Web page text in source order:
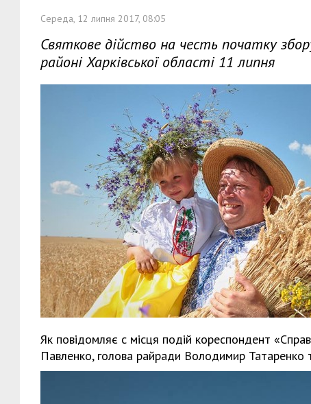
Середа, 12 липня 2017, 08:05
Святкове дійство на честь початку
районі Харківської області 11 липня
Як повідомляє с місця подій кореспондент
Павленко, голова райради Володимир